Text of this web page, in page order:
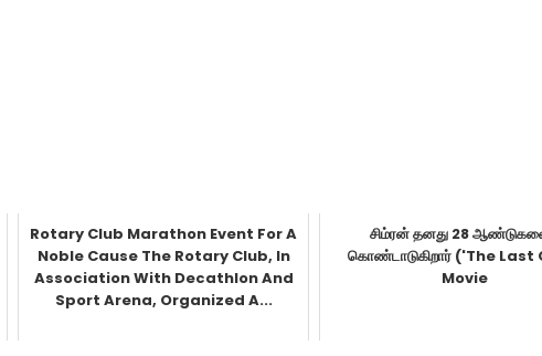
Rotary Club Marathon Event For A
Noble Cause The Rotary Club, In
Association With Decathlon And
Sport Arena, Organized A...
சிம்ரன் தனது 28
கொண்டாடுகிறார் ('The Last
Movie